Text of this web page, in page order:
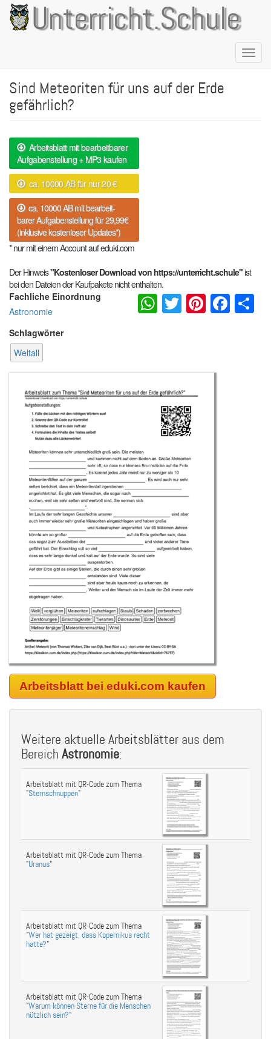
Direkt
zum
Inhalt
Unterricht.Schule
Sind Meteoriten für uns auf der Erde
gefährlich?
Arbeitsblatt mit bearbeitbarer
Aufgabenstellung + MP3 kaufen
ca. 10000 AB für nur 20 €
ca. 10000 AB mit bearbeit-
barer Aufgabenstellung für 29,99€
(inklusive kostenloser Updates*)
* nur mit einem Account auf eduki.com
Der Hinweis"Kostenloser Download von https://unterricht.schule"ist
bei den Dateien der Kaufpakete nicht enthalten.
Fachliche Einordnung
Astronomie
Schlagwörter
Weltall
WhatsApp
Twitter
Arbeitsblatt bei eduki.com kaufen
Weitere aktuelle Arbeitsblätter aus dem
Bereich Astronomie:
Arbeitsblatt mit QR-Code zum Thema
"Sternschnuppen"
Arbeitsblatt mit QR-Code zum Thema
"Uranus"
Arbeitsblatt mit QR-Code zum Thema
"Wer hat gezeigt, dass Kopernikus recht
hatte?"
Arbeitsblatt mit QR-Code zum Thema
"Warum können Sterne für die Menschen
nützlich sein?"